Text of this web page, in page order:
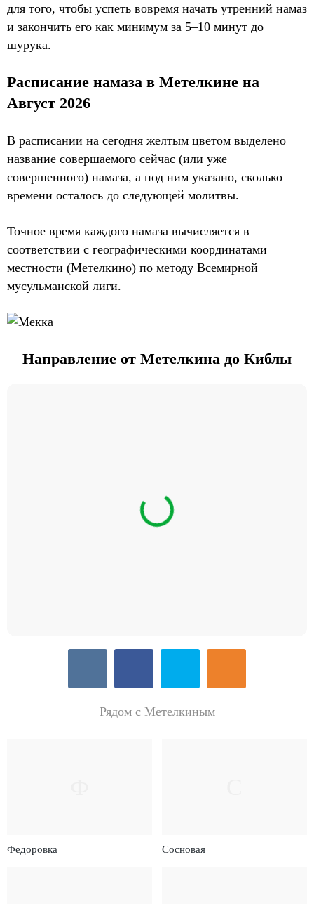
для того, чтобы успеть вовремя начать утренний намаз
и закончить его как минимум за 5–10 минут до
шурука.
Расписание намаза в Метелкине на
Август 2026
В расписании на сегодня желтым цветом выделено
название совершаемого сейчас (или уже
совершенного) намаза, а под ним указано, сколько
времени осталось до следующей молитвы.
Точное время каждого намаза вычисляется в
соответствии с географическими координатами
местности (Метелкино) по методу Всемирной
мусульманской лиги.
Направление от Метелкина до Киблы
Рядом с Метелкиным
Федоровка Сосновая